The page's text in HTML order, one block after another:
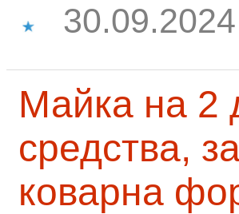
30.09.2024
Майка на 2
средства,
коварна